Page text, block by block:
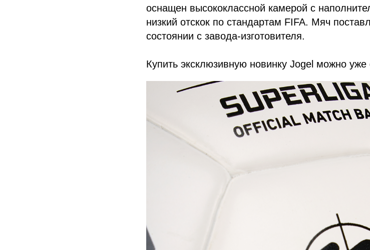
оснащен высококлассной камерой с
низкий отскок по стандартам FIFA. Мяч
состоянии с завода-изготовителя.
Купить эксклюзивную новинку Jogel можно